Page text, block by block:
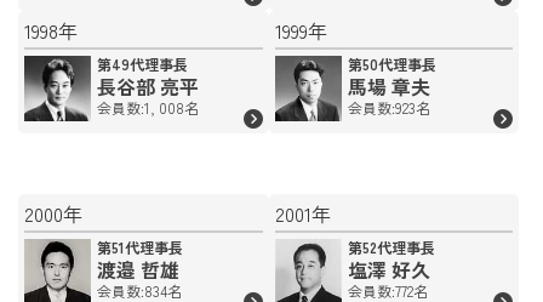
1998年
第49代理事長
長谷部 亮平
会員数:1, 008名
1999年
第50代理事長
馬場 章夫
会員数:923名
2000年
第51代理事長
渡邉 哲雄
会員数:834名
2001年
第52代理事長
塩澤 好久
会員数:772名